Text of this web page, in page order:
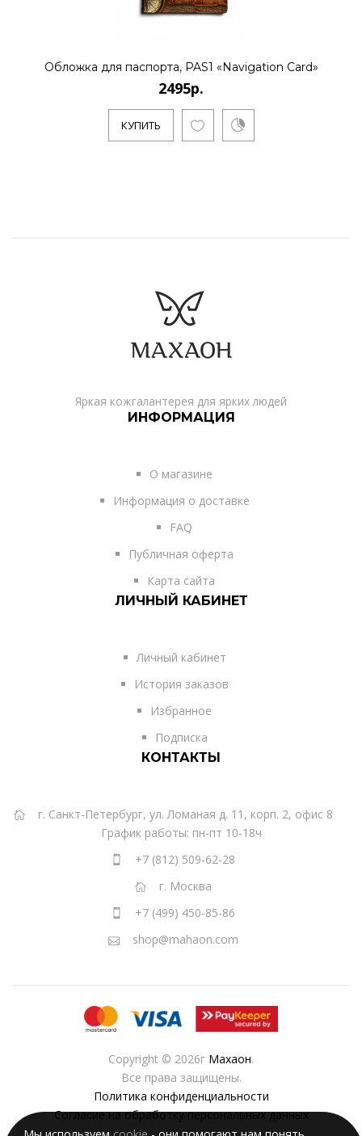
Обложка для паспорта, PAS1 «Navigation Card»
2495р.
КУПИТЬ
Яркая кожгалантерея для ярких людей
ИНФОРМАЦИЯ
О магазине
Информация о доставке
FAQ
Публичная оферта
Карта сайта
ЛИЧНЫЙ КАБИНЕТ
Личный кабинет
История заказов
Избранное
Подписка
КОНТАКТЫ
г. Санкт-Петербург, ул. Ломаная д. 11, корп. 2, офис 8
График работы: пн-пт 10-18ч
+7 (812) 509-62-28
г. Москва
+7 (499) 450-85-86
shop@mahaon.com
Copyright © 2026г Махаон.
Все права защищены.
Политика конфиденциальности
Согласие на обработку персональных данных